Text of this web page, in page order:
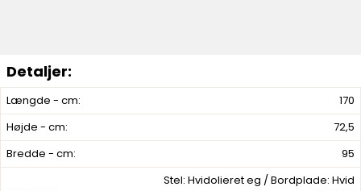
Længde - cm:
170
Højde - cm:
72,5
Bredde - cm:
95
Stel: Hvidolieret eg / Bordplade: Hvid